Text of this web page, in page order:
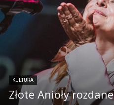
KULTURA
Złote Anioły rozdane